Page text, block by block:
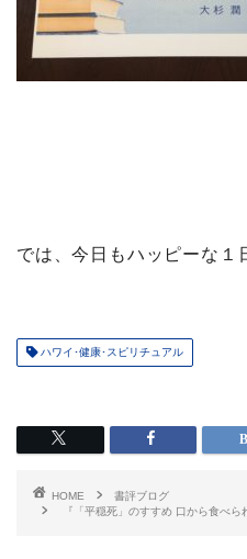
では、今日もハッピーな１
ハワイ･健康･スピリチュアル
HOME
書評ブログ
『「平穏死」のすすめ 口から食べら